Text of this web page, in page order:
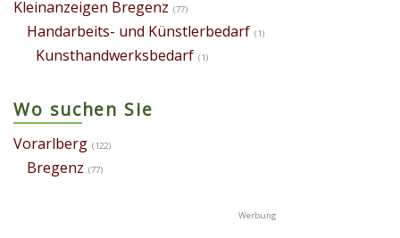
Kleinanzeigen Bregenz (77)
Handarbeits- und Künstlerbedarf (1)
Kunsthandwerksbedarf (1)
Wo suchen Sie
Vorarlberg (122)
Bregenz (77)